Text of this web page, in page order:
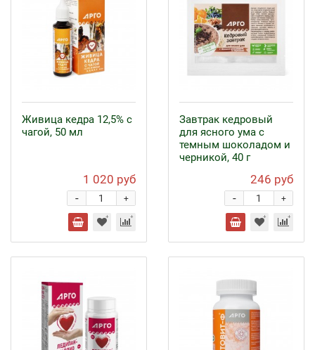
Живица кедра 12,5% с
чагой, 50 мл
1 020 руб
+
-
Завтрак кедровый
для ясного ума с
темным шоколадом и
черникой, 40 г
246 руб
+
-